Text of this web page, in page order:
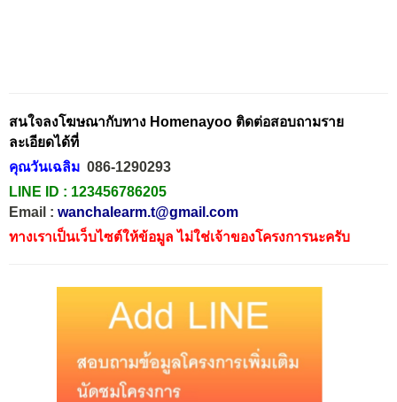
สนใจลงโฆษณากับทาง Homenayoo ติดต่อสอบถามราย
ละเอียดได้ที่
คุณวันเฉลิม 086-1290293
LINE ID : 123456786205
Email : wanchalearm.t@gmail.com
ทางเราเป็นเว็บไซต์ให้ข้อมูล ไม่ใช่เจ้าของโครงการนะครับ